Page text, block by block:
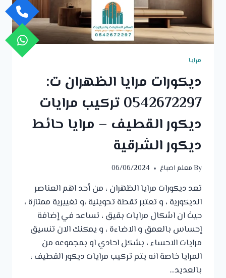
الخبر
مرايا
ديكورات مرايا الظهران ت:
0542672297 تركيب مرايات
ديكور القطيف – مرايا حائط
ديكور الشرقية
Byمعلم اصباغ 06/06/2024
تعد ديكورات مرايا الظهران ، من أحد اهم العناصر
الديكورية ، و تعتبر تقطة تحويلية ،و تغييرية ممتازة ،
حيث ان اشكال مرايات بقيق ، تساعد في إضافة
إحساس بالعمق و الاضاءة ، و يمكنك الان تنسيق
مرايات الاحساء ، بشكل احادي او بمجموعه من
المرايا خاصة انه يتم تركيب مرايات ديكور القطيف ،
بالعديد…